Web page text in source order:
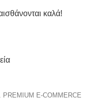
καλά!
. PREMIUM E-COMMERCE